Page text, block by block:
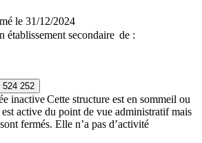
le 31/12/2024
établissement secondaire de :
524 252
inactiveCette structure est en sommeil ou
active du point de vue administratif mais
fermés. Elle n’a pas d’activité